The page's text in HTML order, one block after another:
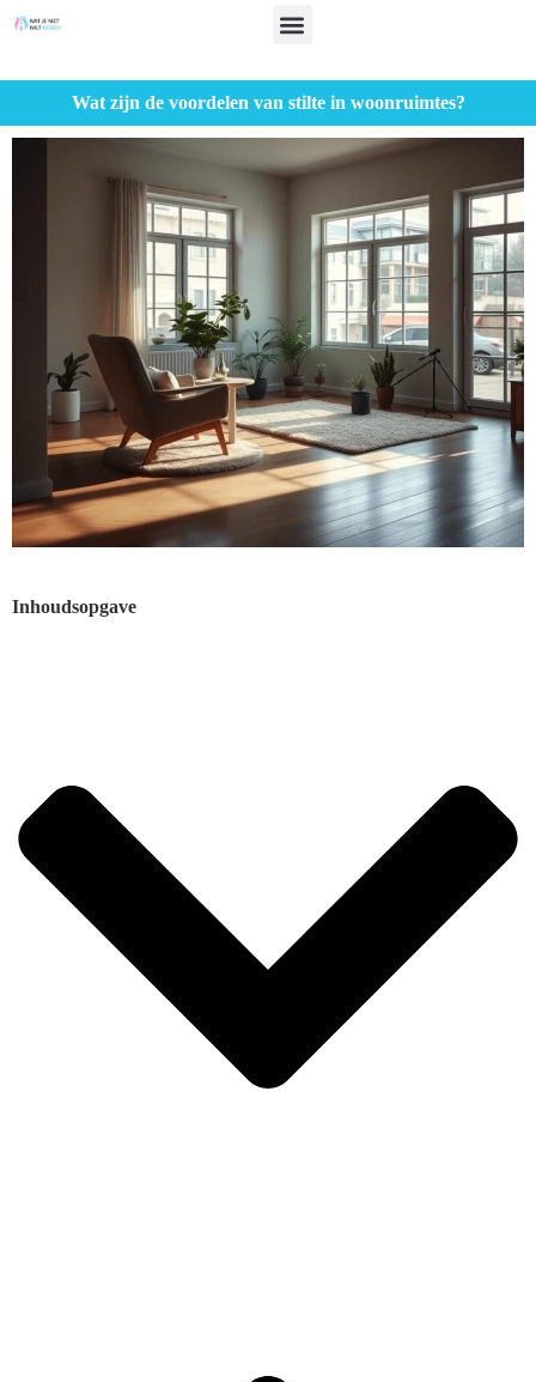
Wat zijn de voordelen van stilte in woonruimtes?
Inhoudsopgave